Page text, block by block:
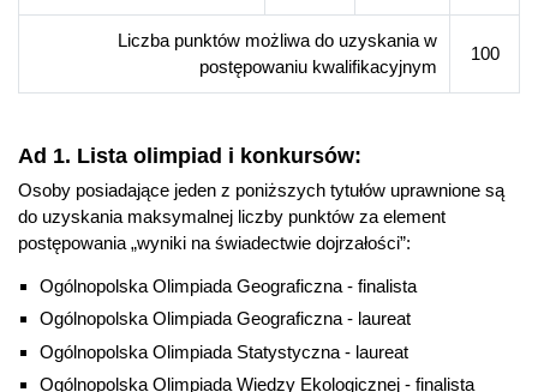
Liczba punktów możliwa do uzyskania w
postępowaniu kwalifikacyjnym
100
Ad 1. Lista olimpiad i konkursów:
Osoby posiadające jeden z poniższych tytułów uprawnione są
do uzyskania maksymalnej liczby punktów za element
postępowania „wyniki na świadectwie dojrzałości”:
Ogólnopolska Olimpiada Geograficzna - finalista
Ogólnopolska Olimpiada Geograficzna - laureat
Ogólnopolska Olimpiada Statystyczna - laureat
Ogólnopolska Olimpiada Wiedzy Ekologicznej - finalista